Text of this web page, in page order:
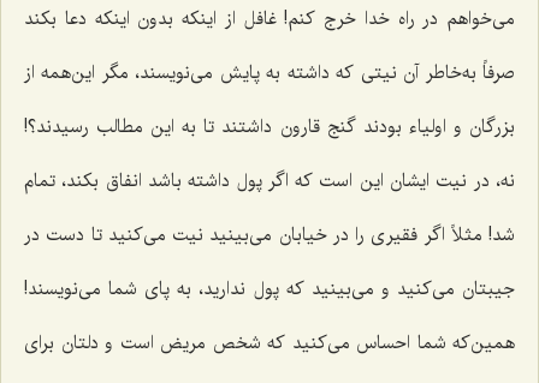
مى‌خواهم در راه خدا خرج کنم! غافل از اینکه بدون اینکه دعا بکند
صرفاً به‌خاطر آن نیتى که داشته به پایش مى‌نویسند، مگر این‌همه از
بزرگان و اولیاء بودند گنج قارون داشتند تا به این مطالب رسیدند؟!
نه، در نیت ایشان این است که اگر پول داشته باشد انفاق بکند، تمام
شد! مثلاً اگر فقیرى را در خیابان مى‌بینید نیت می‌کنید تا دست در
جیبتان مى‌کنید و مى‌بینید که پول ندارید، به پاى شما مى‌نویسند!
همین‌که شما احساس مى‌کنید که شخص مریض است و دلتان براى